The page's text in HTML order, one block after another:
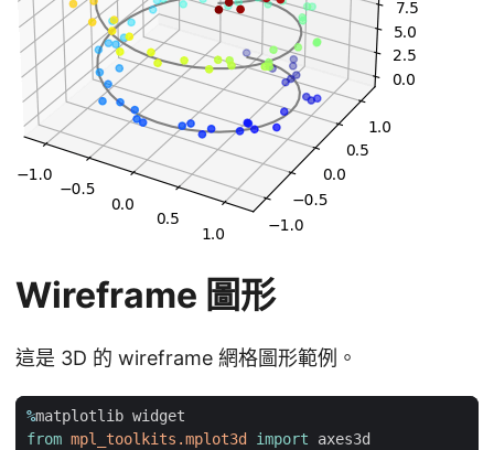
Wireframe 圖形
這是 3D 的 wireframe 網格圖形範例。
%matplotlib widget
from mpl_toolkits.mplot3d import
axes3d